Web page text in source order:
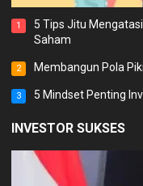
1
5 Tips Jitu
Saham
2 Membangun Pola
3 5 Mindset Penting
INVESTOR SUKSES